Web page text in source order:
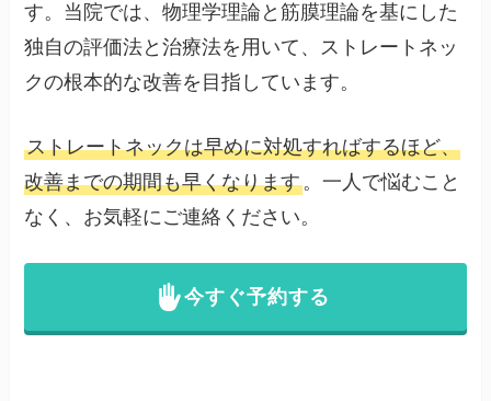
す。当院では、物理学理論と筋膜理論を基にした
独自の評価法と治療法を用いて、ストレートネッ
クの根本的な改善を目指しています。
ストレートネックは早めに対処すればするほど、
改善までの期間も早くなります。一人で悩むこと
なく、お気軽にご連絡ください。
今すぐ予約する